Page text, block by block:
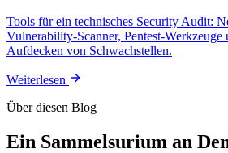
Tools für ein technisches Security Audit:
Vulnerability-Scanner, Pentest-
Aufdecken von Schwachstellen.
Weiterlesen
Über diesen Blog
Ein Sammelsurium an